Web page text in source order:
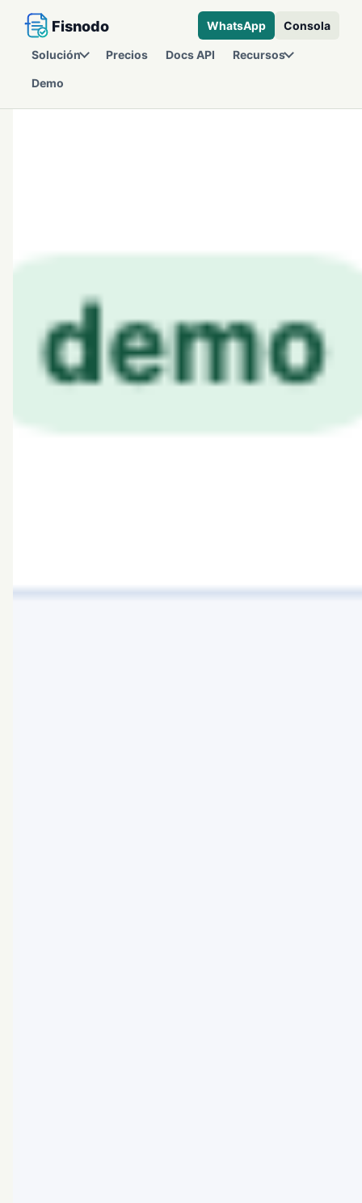
Fisnodo
Solución Precios Docs API Recursos
Demo
WhatsApp Consola